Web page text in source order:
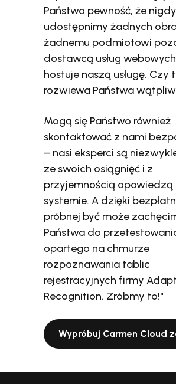
Państwo pewność, że
udostępnimy żadnych
żadnemu podmiotowi
dostawcą usług
hostuje naszą usługę. Czy
rozwiewa Państwa
Mogą się Państwo również
skontaktować z nami
– nasi eksperci są
ze swoich osiągnięć i z
przyjemnością opowiedzą
systemie. A dzięki
próbnej być może
Państwa do
opartego na chmurze
rozpoznawania tablic
rejestracyjnych firmy
Recognition. Zróbmy to!"
Wypróbuj Carmen Cloud